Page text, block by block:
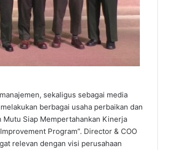
sekaligus sebagai media
berbagai usaha perbaikan dan
Mutu Siap Mempertahankan Kinerja
Program”. Director & COO
relevan dengan visi perusahaan